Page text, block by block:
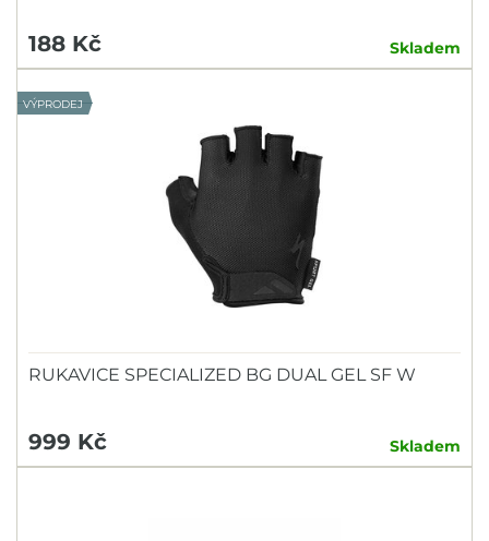
188 Kč Skladem
VÝPRODEJ
RUKAVICE SPECIALIZED BG DUAL GEL SF W
999 Kč Skladem